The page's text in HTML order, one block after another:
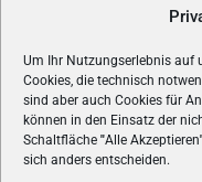
Um Ihr Nutzungserlebnis auf
Cookies, die technisch
sind aber auch Cookies für
können in den Einsatz der
Schaltfläche "Alle Akzeptieren
sich anders entscheiden.